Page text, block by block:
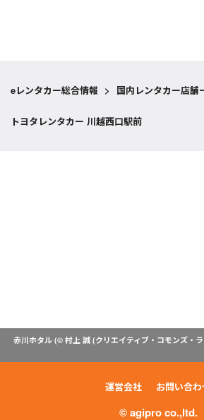
eレンタカー総合情報 > 国内レンタカー店舗
トヨタレンタカー 川越西口駅前
赤川ホタル (© 村上 誠 (クリエイティブ・コモンズ・
運営会社 お問い合わ
© agipro co.,ltd.